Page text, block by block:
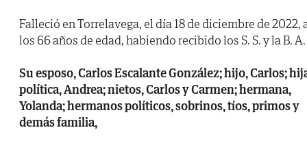
Falleció en Torrelavega, el día 18 de diciembre de 2022,
los 66 años de edad, habiendo recibido los S. S. y la B. A.
Su esposo, Carlos Escalante González; hijo, Carlos;
política, Andrea; nietos, Carlos y Carmen; hermana,
Yolanda; hermanos políticos, sobrinos, tíos, primos y
demás familia,